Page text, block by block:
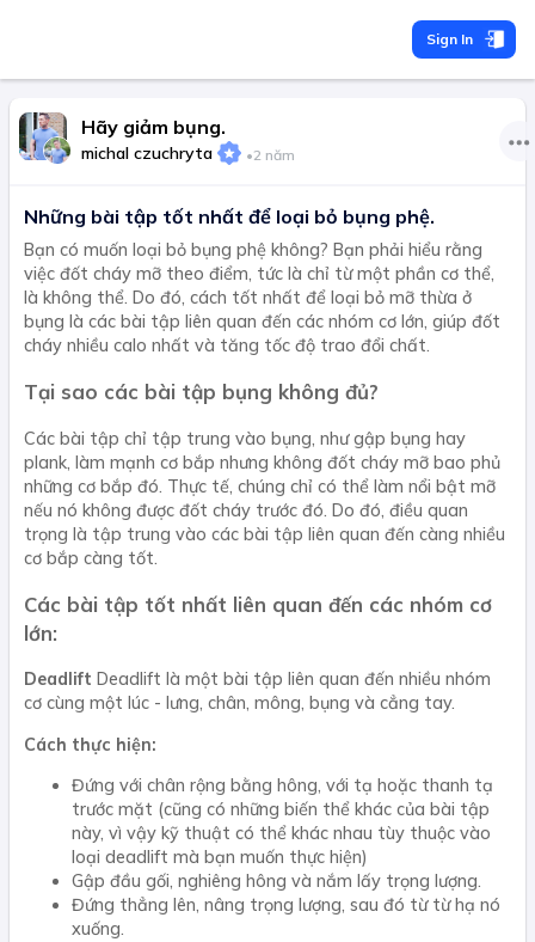
Sign In
Hãy giảm bụng.
michal czuchryta •2 năm
Những bài tập tốt nhất để loại bỏ bụng phệ.
Bạn có muốn loại bỏ bụng phệ không? Bạn phải hiểu rằng
việc đốt cháy mỡ theo điểm, tức là chỉ từ một phần cơ thể,
là không thể. Do đó, cách tốt nhất để loại bỏ mỡ thừa ở
bụng là các bài tập liên quan đến các nhóm cơ lớn, giúp đốt
cháy nhiều calo nhất và tăng tốc độ trao đổi chất.
Tại sao các bài tập bụng không đủ?
Các bài tập chỉ tập trung vào bụng, như gập bụng hay
plank, làm mạnh cơ bắp nhưng không đốt cháy mỡ bao phủ
những cơ bắp đó. Thực tế, chúng chỉ có thể làm nổi bật mỡ
nếu nó không được đốt cháy trước đó. Do đó, điều quan
trọng là tập trung vào các bài tập liên quan đến càng nhiều
cơ bắp càng tốt.
Các bài tập tốt nhất liên quan đến các nhóm cơ
lớn:
Deadlift Deadlift là một bài tập liên quan đến nhiều nhóm
cơ cùng một lúc - lưng, chân, mông, bụng và cẳng tay.
Cách thực hiện:
Đứng với chân rộng bằng hông, với tạ hoặc thanh tạ
trước mặt (cũng có những biến thể khác của bài tập
này, vì vậy kỹ thuật có thể khác nhau tùy thuộc vào
loại deadlift mà bạn muốn thực hiện)
Gập đầu gối, nghiêng hông và nắm lấy trọng lượng.
Đứng thẳng lên, nâng trọng lượng, sau đó từ từ hạ nó
xuống.